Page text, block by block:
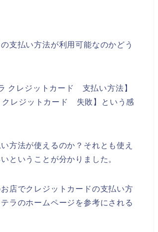
支払い方法が利用可能なのかどう
クレジットカード 支払い方法】
クレジットカード 失敗】という感
方法が使えるのか？それとも使え
ということが分かりました。
店でクレジットカードの支払い方
ラのホームページを参考にされる